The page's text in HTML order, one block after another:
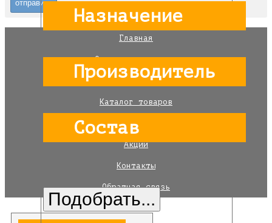
Главная
Оплата и доставка
Для компаний
Каталог товаров
Автозапчасти
Акции
Контакты
Обратная связь
Назначение
Производитель
Состав